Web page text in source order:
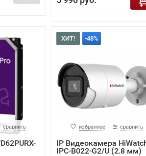
сравнить
ХИТ! -48%
избранное сравнить
IP Видеокамера
IPC-B022-G2/U (2.8 мм)